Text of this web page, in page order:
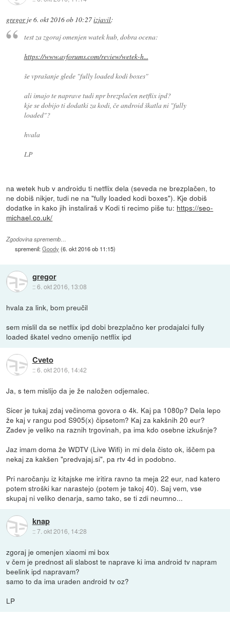
gregorje6. okt 2016 ob 10:27izjavil:
test za zgoraj omenjen watek hub, dobra ocena:
https://www.avforums.com/review/wetek-h...
še vprašanje glede "fully loaded kodi boxes"
ali imajo te naprave tudi npr brezplačen netflix ipd?
kje se dobijo ti dodatki za kodi, če android škatla ni "fully
loaded"?
hvala
LP
na wetek hub v androidu ti netflix dela (seveda ne brezplačen, to
ne dobiš nikjer, tudi ne na "fully loaded kodi boxes"). Kje dobiš
dodatke in kako jih instaliraš v Kodi ti recimo piše tu: https://seo-
michael.co.uk/
Zgodovina sprememb…
spremenil:Goody (6. okt 2016 ob 11:15)
gregor
::6. okt 2016, 13:08
hvala za link, bom preučil
sem mislil da se netflix ipd dobi brezplačno ker prodajalci fully
loaded škatel vedno omenijo netflix ipd
Cveto
::6. okt 2016, 14:42
Ja, s tem mislijo da je že naložen odjemalec.
Sicer je tukaj zdaj večinoma govora o 4k. Kaj pa 1080p? Dela lepo
že kaj v rangu pod S905(x) čipsetom? Kaj za kakšnih 20 eur?
Zadev je veliko na raznih trgovinah, pa ima kdo osebne izkušnje?
Jaz imam doma že WDTV (Live Wifi) in mi dela čisto ok, iščem pa
nekaj za kakšen "predvajaj.si", pa rtv 4d in podobno.
Pri naročanju iz kitajske me iritira ravno ta meja 22 eur, nad katero
potem stroški kar narastejo (potem je takoj 40). Saj vem, vse
skupaj ni veliko denarja, samo tako, se ti zdi neumno...
knap
::7. okt 2016, 14:28
zgoraj je omenjen xiaomi mi box
v čem je prednost ali slabost te naprave ki ima android tv napram
beelink ipd napravam?
samo to da ima uraden android tv oz?
LP